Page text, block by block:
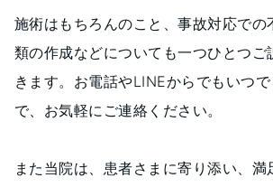
施術はもちろんのこと、事故対応での
類の作成などについても一つひとつご
きます。お電話やLINEからでもいつ
で、お気軽にご連絡ください。
また当院は、患者さまに寄り添い、